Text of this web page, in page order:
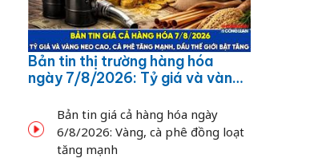
Bản tin thị trường hàng hóa
ngày 7/8/2026: Tỷ giá và vàng
dầu thế giới bật tăng
Bản tin giá cả hàng hóa ngày
6/8/2026: Vàng, cà phê đồng loạt
tăng mạnh